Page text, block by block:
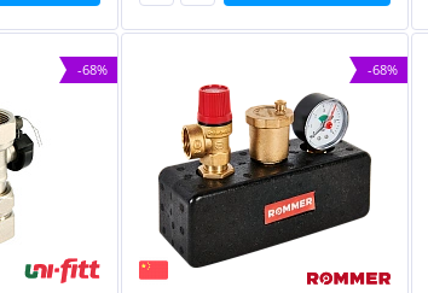
-68% -68%